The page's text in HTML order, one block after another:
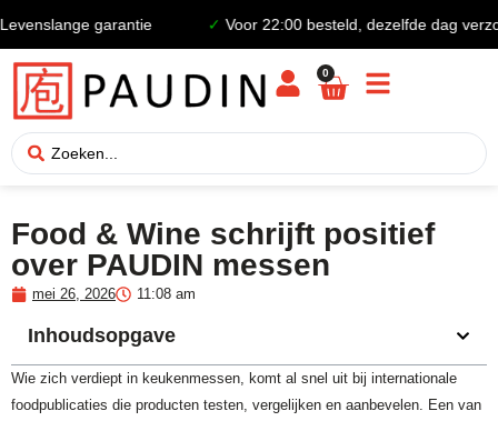
garantie Voor 22:00 besteld, dezelfde dag
0
Food & Wine schrijft positief
over PAUDIN messen
mei 26, 2026 11:08 am
Inhoudsopgave
Wie zich verdiept in keukenmessen, komt al snel uit bij internationale
foodpublicaties die producten testen, vergelijken en aanbevelen. Een van